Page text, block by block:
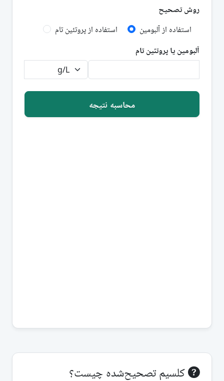
روش تصحیح
استفاده از آلبومین
استفاده از پروتئین تام
آلبومین یا پروتئین تام
محاسبه نتیجه
کلسیم تصحیح‌شده چیست؟